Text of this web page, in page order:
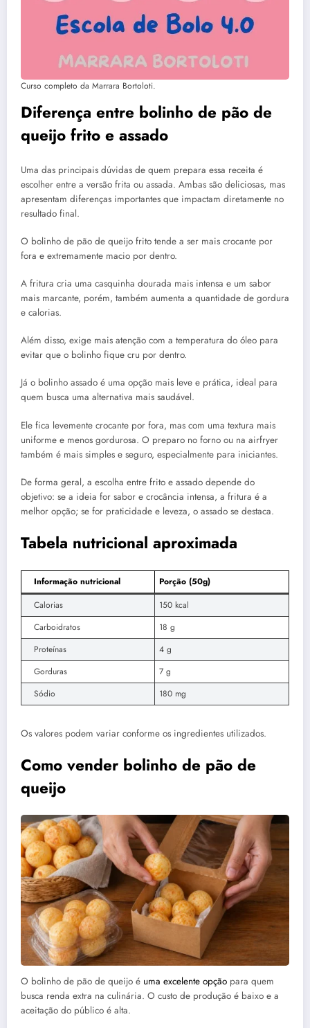
Curso completo da Marrara Bortoloti.
Diferença entre bolinho de pão de
queijo frito e assado
Uma das principais dúvidas de quem prepara essa receita é
escolher entre a versão frita ou assada. Ambas são deliciosas, mas
apresentam diferenças importantes que impactam diretamente no
resultado final.
O bolinho de pão de queijo frito tende a ser mais crocante por
fora e extremamente macio por dentro.
A fritura cria uma casquinha dourada mais intensa e um sabor
mais marcante, porém, também aumenta a quantidade de gordura
e calorias.
Além disso, exige mais atenção com a temperatura do óleo para
evitar que o bolinho fique cru por dentro.
Já o bolinho assado é uma opção mais leve e prática, ideal para
quem busca uma alternativa mais saudável.
Ele fica levemente crocante por fora, mas com uma textura mais
uniforme e menos gordurosa. O preparo no forno ou na airfryer
também é mais simples e seguro, especialmente para iniciantes.
De forma geral, a escolha entre frito e assado depende do
objetivo: se a ideia for sabor e crocância intensa, a fritura é a
melhor opção; se for praticidade e leveza, o assado se destaca.
Tabela nutricional aproximada
Informação nutricional
Porção (50g)
Calorias
150 kcal
Carboidratos
18 g
Proteínas
4 g
Gorduras
7 g
Sódio
180 mg
Os valores podem variar conforme os ingredientes utilizados.
Como vender bolinho de pão de
queijo
O bolinho de pão de queijo é uma excelente opção para quem
busca renda extra na culinária. O custo de produção é baixo e a
aceitação do público é alta.